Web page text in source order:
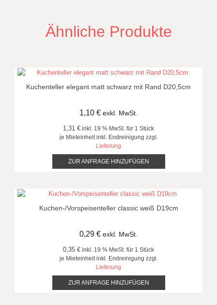
Ähnliche Produkte
Kuchenteller elegant matt schwarz mit Rand D20,5cm
1,10 € exkl. MwSt.
1,31 € inkl. 19 % MwSt. für 1 Stück
je Mieteinheit inkl. Endreinigung zzgl.
Lieferung
ZUR ANFRAGE HINZUFÜGEN
Kuchen-/Vorspeisenteller classic weiß D19cm
0,29 € exkl. MwSt.
0,35 € inkl. 19 % MwSt. für 1 Stück
je Mieteinheit inkl. Endreinigung zzgl.
Lieferung
ZUR ANFRAGE HINZUFÜGEN